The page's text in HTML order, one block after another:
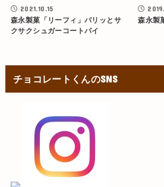
2021.10.15
森永製菓「リーフィ」パリッとサ
クサクシュガーコートパイ
森永製
チョコレートくんのSNS